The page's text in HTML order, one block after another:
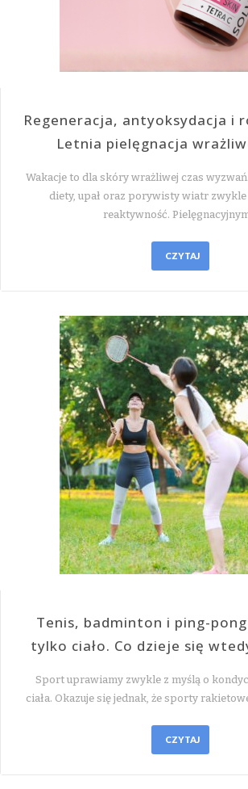
Regeneracja, antyoksydacja i
Letnia pielęgnacja
Wakacje to dla skóry wrażliwej czas
diety, upał oraz porywisty wiatr zwykle
reaktywność.
CZYTAJ
Tenis, badminton i ping-
tylko ciało. Co dzieje się
Sport uprawiamy zwykle z myślą o
ciała. Okazuje się jednak, że sporty
CZYTAJ